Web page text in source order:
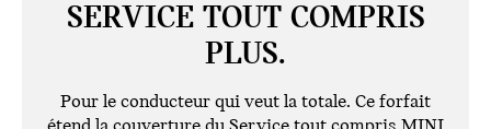
SERVICE TOUT COMPRIS
PLUS.
Pour le conducteur qui veut la totale. Ce forfait